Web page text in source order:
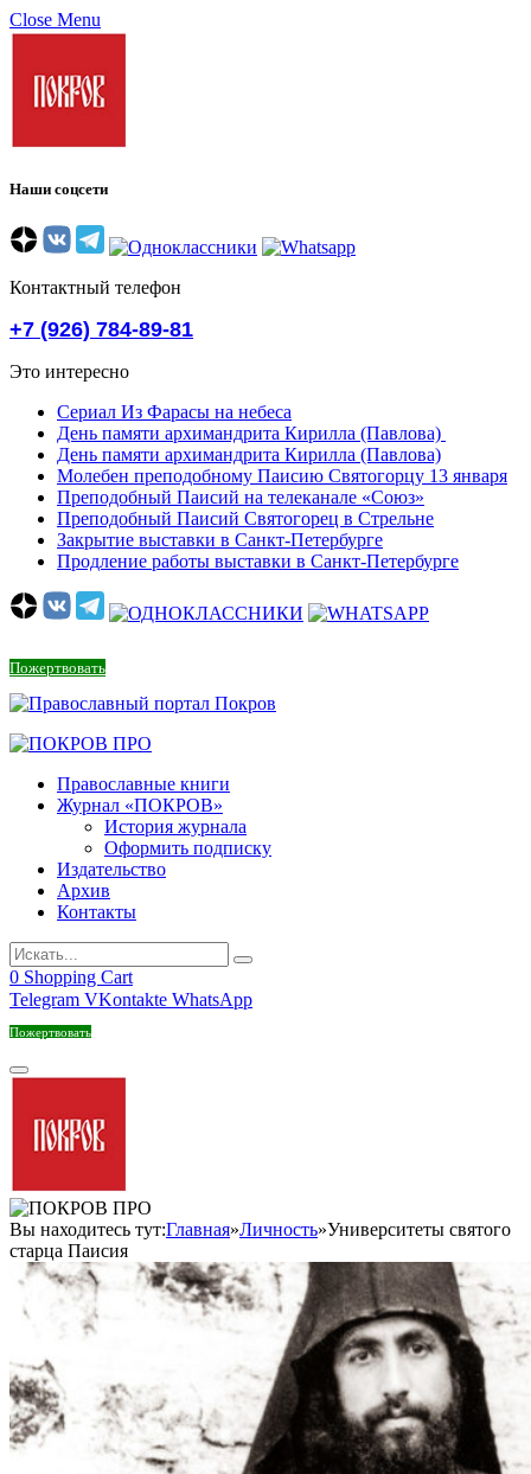
Close Menu
Наши соцсети
Контактный телефон
+7 (926) 784-89-81
Это интересно
Сериал Из Фарасы на небеса
День памяти архимандрита Кирилла (Павлова)
День памяти архимандрита Кирилла (Павлова)
Молебен преподобному Паисию Святогорцу 13 января
Преподобный Паисий на телеканале «Союз»
Преподобный Паисий Святогорец в Стрельне
Закрытие выставки в Санкт-Петербурге
Продление работы выставки в Санкт-Петербурге
Пожертвовать
Православные книги
Журнал «ПОКРОВ»
История журнала
Оформить подписку
Издательство
Архив
Контакты
0 Shopping Cart
Telegram VKontakte WhatsApp
Пожертвовать
Вы находитесь тут:Главная»Личность»Университеты святого
старца Паисия